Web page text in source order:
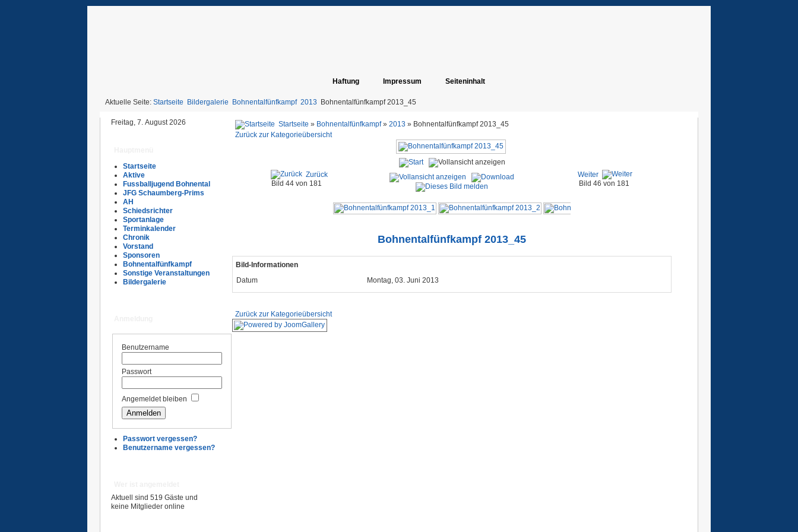
Haftung Impressum Seiteninhalt
Aktuelle Seite: Startseite Bildergalerie Bohnentalfünfkampf 2013 Bohnentalfünfkampf 2013_45
Freitag, 7. August 2026
Startseite
Aktive
Fussballjugend Bohnental
JFG Schaumberg-Prims
AH
Schiedsrichter
Sportanlage
Terminkalender
Chronik
Vorstand
Sponsoren
Bohnentalfünfkampf
Sonstige Veranstaltungen
Bildergalerie
Benutzername
Passwort
Angemeldet bleiben
Passwort vergessen?
Benutzername vergessen?
Aktuell sind 519 Gäste und
keine Mitglieder online
Startseite » Bohnentalfünfkampf» 2013 » Bohnentalfünfkampf 2013_45
Zurück zur Kategorieübersicht
Zurück
Bild 44 von 181
Weiter
Bild 46 von 181
Bohnentalfünfkampf 2013_45
Bild-Informationen
Datum
Montag, 03. Juni 2013
Zurück zur Kategorieübersicht